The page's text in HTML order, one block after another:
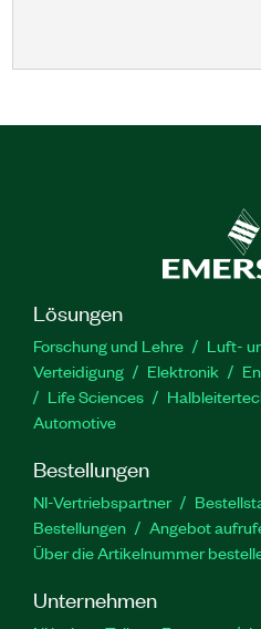
Lösungen
Forschung und Lehre
Luft-
Verteidigung
Elektronik
Life Sciences
Automotive
Bestellungen
NI-Vertriebspartner
Bestellungen
Angebot
Über die Artikelnummer
Unternehmen